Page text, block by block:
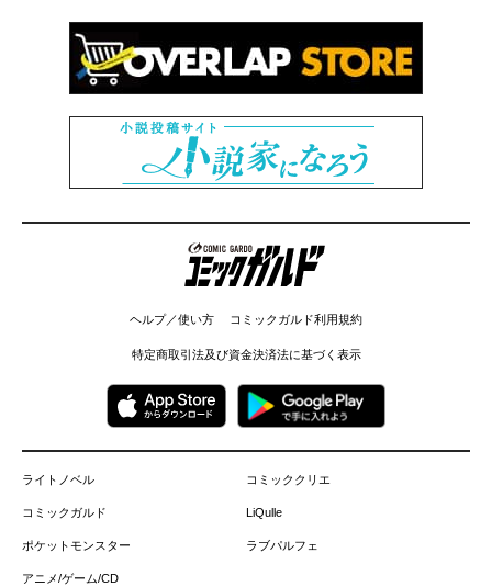
コミックガルド
ヘルプ／使い方 コミックガルド利用規約
特定商取引法及び資金決済法に基づく表示
ライトノベル
コミックガルド
ポケットモンスター
アニメ/ゲーム/CD
コミッククリエ
LiQulle
ラブパルフェ